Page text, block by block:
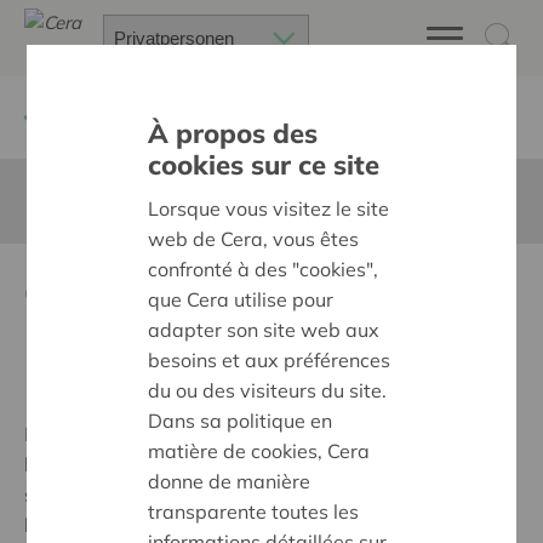
Les partenaires privilégiés de Cera
Diese Seite ist nicht ins Deutsche übersetzt
Centre d'Innovation pour le
Développement Agricole et
Par le biais du Centre d'innovation, Cera investit avec
le Boerenbond, Landelijke Gilden et KBC dans un
secteur agricole et horticole flamand orienté vers
l'avenir et dans l'innovation sociale dans les zones
À propos des
cookies sur ce site
Lorsque vous visitez le site
web de Cera, vous êtes
confronté à des "cookies",
que Cera utilise pour
adapter son site web aux
besoins et aux préférences
du ou des visiteurs du site.
Dans sa politique en
matière de cookies, Cera
donne de manière
transparente toutes les